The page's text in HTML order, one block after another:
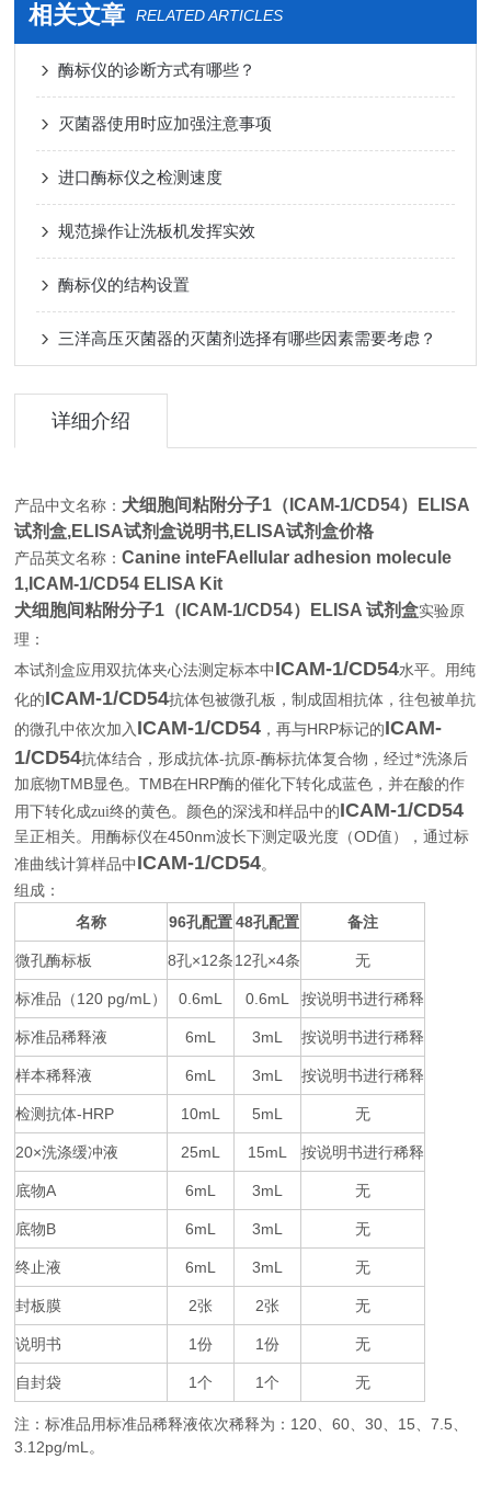
相关文章 RELATED ARTICLES
酶标仪的诊断方式有哪些？
灭菌器使用时应加强注意事项
进口酶标仪之检测速度
规范操作让洗板机发挥实效
酶标仪的结构设置
三洋高压灭菌器的灭菌剂选择有哪些因素需要考虑？
详细介绍
产品中文名称： 犬细胞间粘附分子1（ICAM-1/CD54）ELISA
试剂盒,ELISA试剂盒说明书,ELISA试剂盒价格
产品英文名称：Canine inteFAellular adhesion molecule
1,ICAM-1/CD54 ELISA Kit
犬细胞间粘附分子1（ICAM-1/CD54）ELISA 试剂盒实验原
理：
本试剂盒应用双抗体夹心法测定标本中 ICAM-1/CD54水平。用纯
化的ICAM-1/CD54抗体包被微孔板，制成固相抗体，往包被单抗
的微孔中依次加入 ICAM-1/CD54 ，再与HRP标记的ICAM-
1/CD54抗体结合，形成抗体-抗原-酶标抗体复合物，经过*洗涤后
加底物TMB显色。TMB在HRP酶的催化下转化成蓝色，并在酸的作
用下转化成zui终的黄色。颜色的深浅和样品中的ICAM-1/CD54
呈正相关。用酶标仪在450nm波长下测定吸光度（OD值），通过标
准曲线计算样品中 ICAM-1/CD54。
组成：
名称
96孔配置 48孔配置 备注
微孔酶标板 8孔×12条 12孔×4条 无
标准品（120 pg/mL ） 0.6mL 0.6mL 按说明书进行稀释
标准品稀释液 6mL 3mL 按说明书进行稀释
样本稀释液 6mL 3mL 按说明书进行稀释
检测抗体-HRP 10mL 5mL 无
20×洗涤缓冲液 25mL 15mL 按说明书进行稀释
底物A 6mL 3mL 无
底物B 6mL 3mL 无
终止液 6mL 3mL 无
封板膜 2张 2张 无
说明书 1份 1份 无
自封袋 1个 1个 无
注：标准品用标准品稀释液依次稀释为： 120、60、30、 15、7.5、
3.12pg/mL。